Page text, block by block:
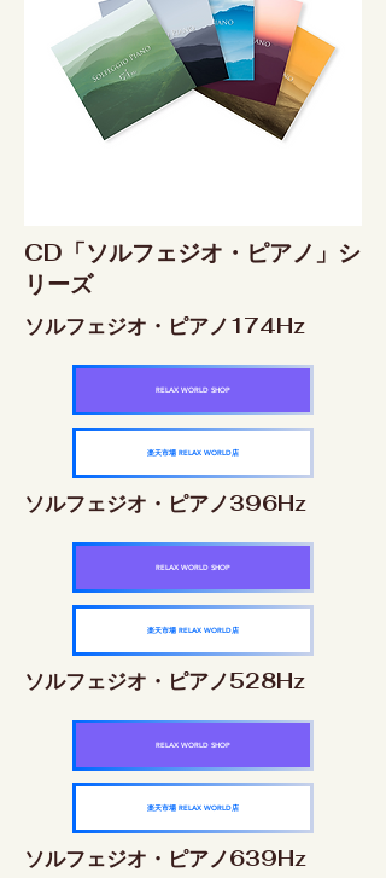
CD「ソルフェジオ・ピアノ」シ
リーズ
ソルフェジオ・ピアノ174Hz
RELAX WORLD SHOP
楽天市場 RELAX WORLD店
ソルフェジオ・ピアノ396Hz
RELAX WORLD SHOP
楽天市場 RELAX WORLD店
ソルフェジオ・ピアノ528Hz
RELAX WORLD SHOP
楽天市場 RELAX WORLD店
ソルフェジオ・ピアノ639Hz